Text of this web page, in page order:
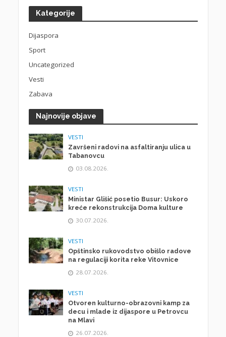
Kategorije
Dijaspora
Sport
Uncategorized
Vesti
Zabava
Najnovije objave
VESTI
Završeni radovi na asfaltiranju ulica u
Tabanovcu
03.08.2026.
VESTI
Ministar Glišić posetio Busur: Uskoro
kreće rekonstrukcija Doma kulture
30.07.2026.
VESTI
Opštinsko rukovodstvo obišlo radove
na regulaciji korita reke Vitovnice
28.07.2026.
VESTI
Otvoren kulturno-obrazovni kamp za
decu i mlade iz dijaspore u Petrovcu
na Mlavi
26.07.2026.